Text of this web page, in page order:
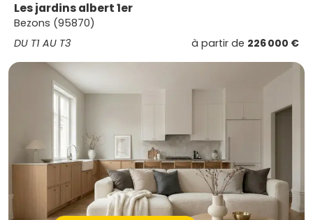
Les jardins albert 1er
Bezons (95870)
DU T1 AU T3
à partir de 226 000 €